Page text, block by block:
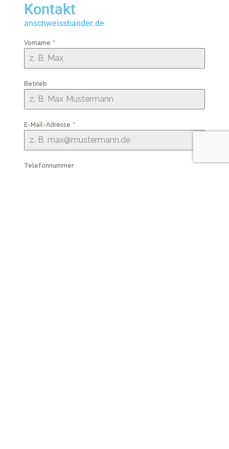
Kontakt
anschweissbander.de
Vorname *
Betrieb
E-Mail-Adresse *
Telefonnummer